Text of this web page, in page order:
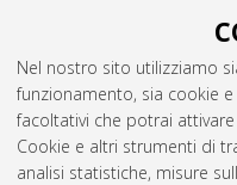
Nel nostro sito utilizziamo
funzionamento, sia cookie
facoltativi che potrai
Cookie e altri strumenti di
analisi statistiche, misure
,
Università di Bologna.
energetica, nucleare e
10.6092/unibo/
Questa lista e' stata